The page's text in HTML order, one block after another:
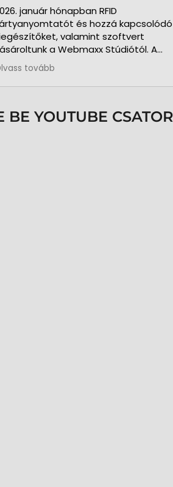
január hónapban RFID
és hozzá kapcsolódó
valamint szoftvert
a Webmaxx Stúdiótól. A
megkezdése előtt segítettek
igényeink szerinti típus
Minden rendben és
üzemelte be a
és a hozzá kapcsolódó szoftvert. Pár
tovább
BE YOUTUBE